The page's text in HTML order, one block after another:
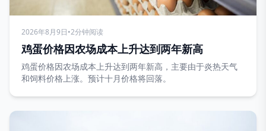
2026年8月9日•2分钟阅读
鸡蛋价格因农场成本上升达到两年新高
鸡蛋价格因农场成本上升达到两年新高，主要由于炎热天气
和饲料价格上涨。预计十月价格将回落。